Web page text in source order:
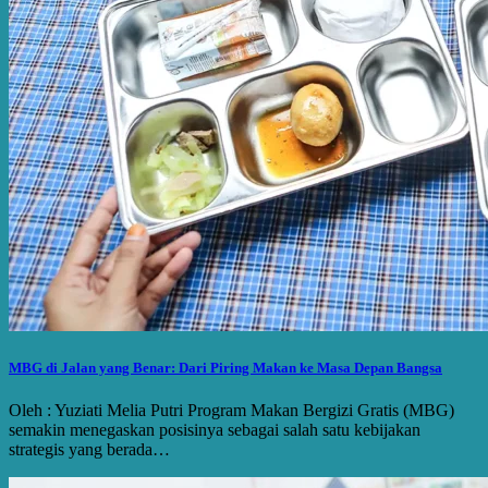
MBG di Jalan yang Benar: Dari Piring Makan ke Masa Depan Bangsa
Oleh : Yuziati Melia Putri Program Makan Bergizi Gratis (MBG)
semakin menegaskan posisinya sebagai salah satu kebijakan
strategis yang berada…